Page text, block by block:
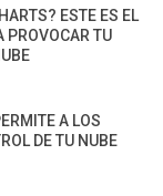
ESTE ES EL
PROVOCAR TU
A LOS
DE TU NUBE